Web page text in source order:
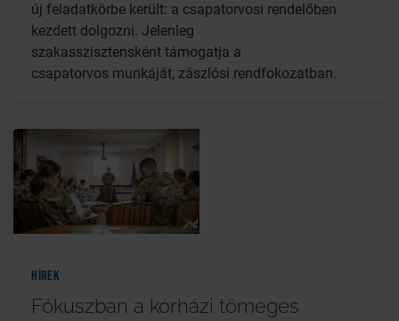
új feladatkörbe került: a csapatorvosi rendelőben
kezdett dolgozni. Jelenleg
szakasszisztensként támogatja a
csapatorvos munkáját, zászlósi rendfokozatban.
Hírek
Fókuszban a kórházi tömeges